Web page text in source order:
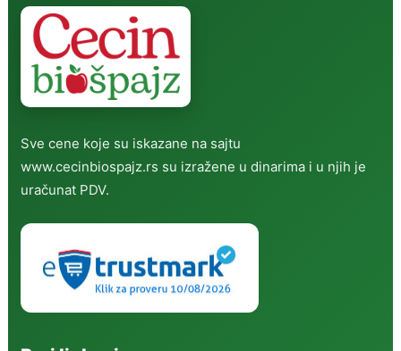
Sve cene koje su iskazane na sajtu
www.cecinbiospajz.rs su izražene u dinarima i u njih je
uračunat PDV.